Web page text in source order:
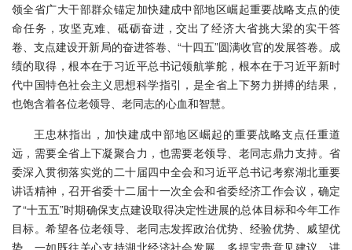
领全省广大干部群众锚定加快建成中部地区崛起重要战略支点的使
命任务，攻坚克难、砥砺奋进，交出了经济大省挑大梁的实干答
卷、支点建设开新局的奋进答卷、“十四五”圆满收官的发展答卷。成
绩的取得，根本在于习近平总书记领航掌舵，根本在于习近平新时
代中国特色社会主义思想科学指引，是全省上下努力拼搏的结果，
也饱含着各位老领导、老同志的心血和智慧。
王忠林指出，加快建成中部地区崛起的重要战略支点任重道
远，需要全省上下凝聚合力，也需要老领导、老同志鼎力支持。省
委深入贯彻落实党的二十届四中全会和习近平总书记考察湖北重要
讲话精神，召开省委十二届十一次全会和省委经济工作会议，确定
了“十五五”时期确保支点建设取得决定性进展的总体目标和今年工作
目标。希望各位老领导、老同志发挥政治优势、经验优势、威望优
势，一如既往关心支持湖北经济社会发展，多提宝贵意见建议，讲